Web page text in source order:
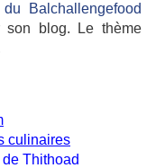
Balchallengefood
son blog. Le thème
culinaires
Thithoad